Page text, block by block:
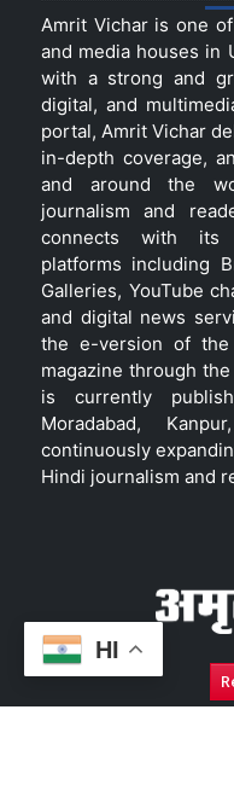
HI
Amrit Vichar is one
and media houses in
with a strong and
digital, and
portal, Amrit Vichar
in-depth coverage,
and around the
journalism and
connects with its
platforms including
Galleries, YouTube
and digital news
the e-version of the
magazine through
is currently
Moradabad,
continuously
Hindi journalism and